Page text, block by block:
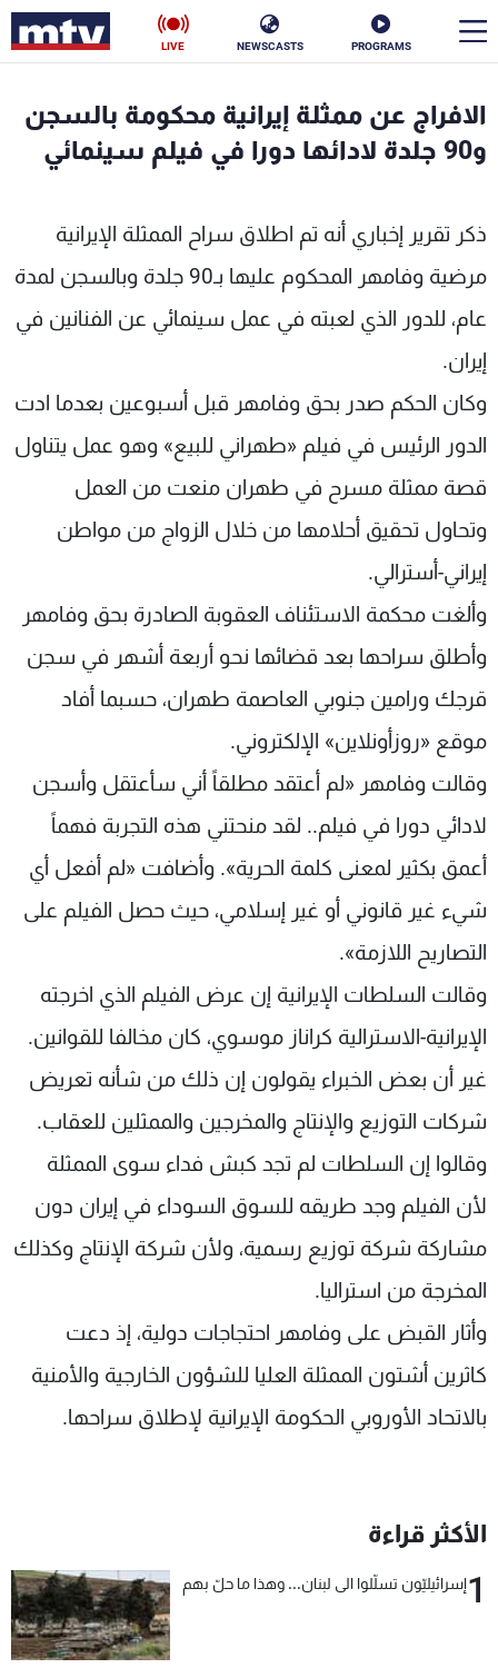
PROGRAMS
NEWSCASTS
LIVE
الافراج عن ممثلة إيرانية محكومة بالسجن
و90 جلدة لادائها دورا في فيلم سينمائي
ذكر تقرير إخباري أنه تم اطلاق سراح الممثلة الإيرانية
مرضية وفامهر المحكوم عليها بـ90 جلدة وبالسجن لمدة
عام، للدور الذي لعبته في عمل سينمائي عن الفنانين في
إيران.
وكان الحكم صدر بحق وفامهر قبل أسبوعين بعدما ادت
الدور الرئيس في فيلم «طهراني للبيع» وهو عمل يتناول
قصة ممثلة مسرح في طهران منعت من العمل
وتحاول تحقيق أحلامها من خلال الزواج من مواطن
إيراني-أسترالي.
وألغت محكمة الاستئناف العقوبة الصادرة بحق وفامهر
وأطلق سراحها بعد قضائها نحو أربعة أشهر في سجن
قرجك ورامين جنوبي العاصمة طهران، حسبما أفاد
موقع «روزأونلاين» الإلكتروني.
وقالت وفامهر «لم أعتقد مطلقاً أني سأعتقل وأسجن
لادائي دورا في فيلم.. لقد منحتني هذه التجربة فهماً
أعمق بكثير لمعنى كلمة الحرية». وأضافت «لم أفعل أي
شيء غير قانوني أو غير إسلامي، حيث حصل الفيلم على
التصاريح اللازمة».
وقالت السلطات الإيرانية إن عرض الفيلم الذي اخرجته
الإيرانية-الاسترالية كراناز موسوي، كان مخالفا للقوانين.
غير أن بعض الخبراء يقولون إن ذلك من شأنه تعريض
شركات التوزيع والإنتاج والمخرجين والممثلين للعقاب.
وقالوا إن السلطات لم تجد كبش فداء سوى الممثلة
لأن الفيلم وجد طريقه للسوق السوداء في إيران دون
مشاركة شركة توزيع رسمية، ولأن شركة الإنتاج وكذلك
المخرجة من استراليا.
وأثار القبض على وفامهر احتجاجات دولية، إذ دعت
كاثرين أشتون الممثلة العليا للشؤون الخارجية والأمنية
بالاتحاد الأوروبي الحكومة الإيرانية لإطلاق سراحها.
الأكثر قراءة
1إسرائيليّون تسلّلوا الى لبنان... وهذا ما حلّ بهم
الأخبار
منوعات رياضة
كأس العالم
البرامج
جدول البرامج
شاهد البرامج
الترددات
عن MTV
الإنـتـاج
لاعلاناتكم
وظائف
تواصل معنا
شروط الإسـتخدام
سياسة الخصوصية